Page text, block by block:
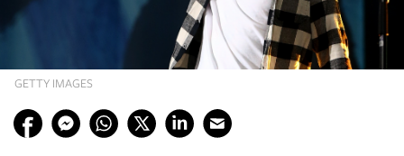
GETTY IMAGES